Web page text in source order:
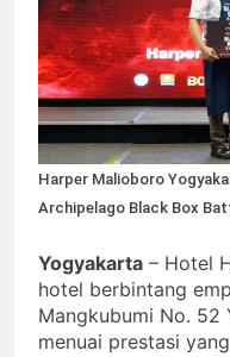
Harper Malioboro
Archipelago Black Box
Yogyakarta – Hotel
hotel berbintang
Mangkubumi No. 52
menuai prestasi